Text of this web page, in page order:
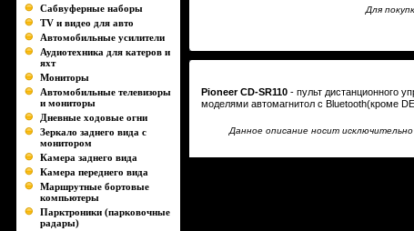
Сабвуферные наборы
TV и видео для авто
Автомобильные усилители
Аудиотехника для катеров и
яхт
Мониторы
Автомобильные телевизоры
и мониторы
Дневные ходовые огни
Зеркало заднего вида с
монитором
Камера заднего вида
Камера переднего вида
Маршрутные бортовые
компьютеры
Парктроники (парковочные
радары)
Для
Pioneer CD-SR110 - пульт дистанционного
моделями автомагнитол с Bluetooth(кроме
Данное описание носит